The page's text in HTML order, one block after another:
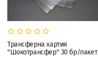
Трансферна хартия
"Шокотрансфер" 30 бр/пакет